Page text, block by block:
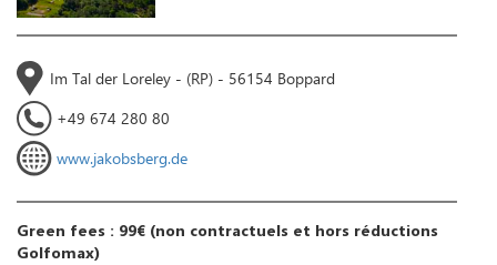
Im Tal der Loreley - (RP) - 56154 Boppard
+49 674 280 80
www.jakobsberg.de
Green fees : 99€ (non contractuels et hors réductions
Golfomax)